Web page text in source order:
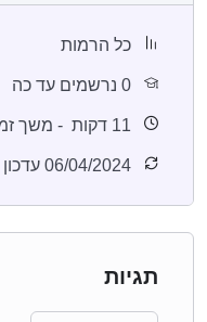
כל הרמות
0 נרשמים עד כה
11 דקות - משך
06/04/2024 עדכון אחרון
תגיות